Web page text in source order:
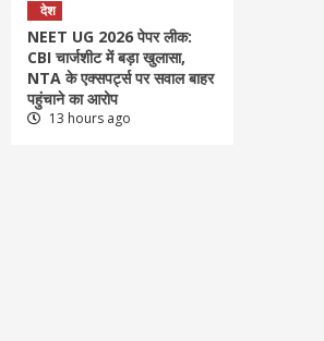
देश
NEET UG 2026 पेपर लीक:
CBI चार्जशीट में बड़ा खुलासा,
NTA के एक्सपर्ट्स पर सवाल बाहर
पहुंचाने का आरोप
13 hours ago